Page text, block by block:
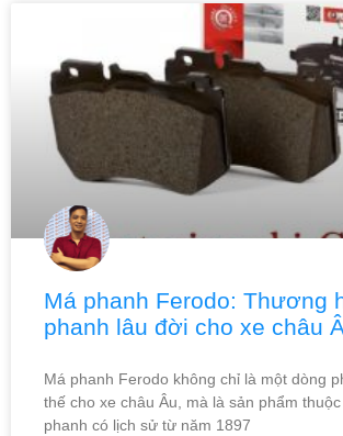
Má phanh Ferodo: Thương
phanh lâu đời cho xe châu
Má phanh Ferodo không chỉ là một dòng
thế cho xe châu Âu, mà là sản phẩm
phanh có lịch sử từ năm 1897